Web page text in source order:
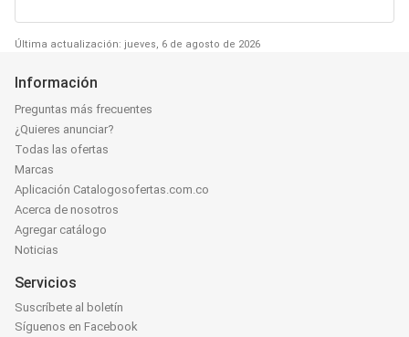
Última actualización: jueves, 6 de agosto de 2026
Información
Preguntas más frecuentes
¿Quieres anunciar?
Todas las ofertas
Marcas
Aplicación Catalogosofertas.com.co
Acerca de nosotros
Agregar catálogo
Noticias
Servicios
Suscríbete al boletín
Síguenos en Facebook